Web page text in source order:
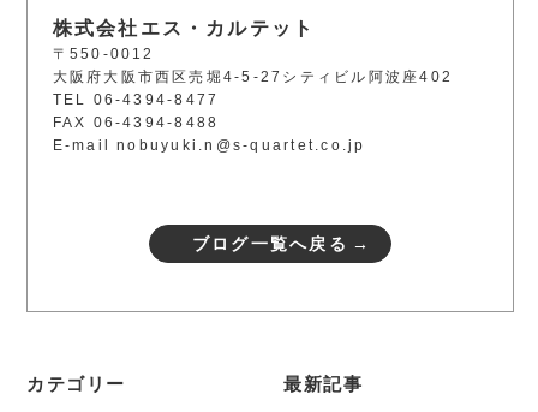
株式会社エス・カルテット
〒550-0012
大阪府大阪市西区売堀4-5-27 シティビル阿波座402
TEL 06-4394-8477
FAX 06-4394-8488
E-mailnobuyuki.n@s-quartet.co.jp
ブログ一覧へ戻る
カテゴリー 最新記事